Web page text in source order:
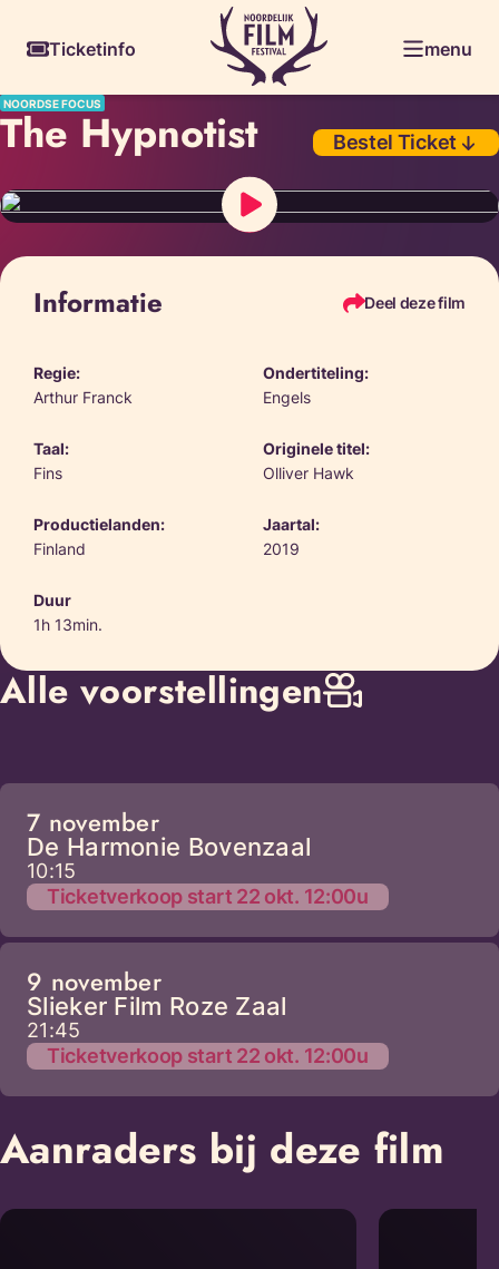
Ticketinfo
menu
NOORDSE FOCUS
The Hypnotist Bestel Ticket
Informatie Deel deze film
Regie:
Arthur Franck
Ondertiteling:
Engels
Taal:
Fins
Originele titel:
Olliver Hawk
Productielanden:
Finland
Jaartal:
2019
Duur
1h 13min.
Alle voorstellingen
7 november
De Harmonie Bovenzaal
10:15
Ticketverkoop start 22 okt. 12:00u
9 november
Slieker Film Roze Zaal
21:45
Ticketverkoop start 22 okt. 12:00u
Aanraders bij deze film